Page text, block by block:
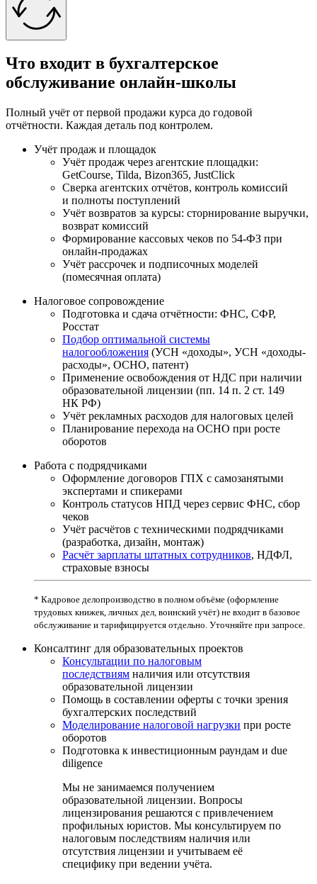
Что входит в бухгалтерское
обслуживание онлайн-школы
Полный учёт от первой продажи курса до годовой
отчётности. Каждая деталь под контролем.
Учёт продаж и площадок
Учёт продаж через агентские площадки:
GetCourse, Tilda, Bizon365, JustClick
Сверка агентских отчётов, контроль комиссий
и полноты поступлений
Учёт возвратов за курсы: сторнирование выручки,
возврат комиссий
Формирование кассовых чеков по 54-ФЗ при
онлайн-продажах
Учёт рассрочек и подписочных моделей
(помесячная оплата)
Налоговое сопровождение
Подготовка и сдача отчётности: ФНС, СФР,
Росстат
Подбор оптимальной системы
налогообложения (УСН «доходы», УСН «доходы-
расходы», ОСНО, патент)
Применение освобождения от НДС при наличии
образовательной лицензии (пп. 14 п. 2 ст. 149
НК РФ)
Учёт рекламных расходов для налоговых целей
Планирование перехода на ОСНО при росте
оборотов
Работа с подрядчиками
Оформление договоров ГПХ с самозанятыми
экспертами и спикерами
Контроль статусов НПД через сервис ФНС, сбор
чеков
Учёт расчётов с техническими подрядчиками
(разработка, дизайн, монтаж)
Расчёт зарплаты штатных сотрудников, НДФЛ,
страховые взносы
* Кадровое делопроизводство в полном объёме (оформление
трудовых книжек, личных дел, воинский учёт) не входит в базовое
обслуживание и тарифицируется отдельно. Уточняйте при запросе.
Консалтинг для образовательных проектов
Консультации по налоговым
последствиям наличия или отсутствия
образовательной лицензии
Помощь в составлении оферты с точки зрения
бухгалтерских последствий
Моделирование налоговой нагрузки при росте
оборотов
Подготовка к инвестиционным раундам и due
diligence
Мы не занимаемся получением
образовательной лицензии. Вопросы
лицензирования решаются с привлечением
профильных юристов. Мы консультируем по
налоговым последствиям наличия или
отсутствия лицензии и учитываем её
специфику при ведении учёта.